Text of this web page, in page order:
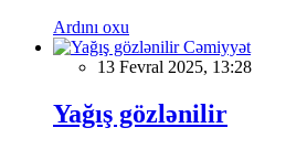
Ardını oxu
Cəmiyyət
13 Fevral 2025, 13:28
Yağış gözlənilir